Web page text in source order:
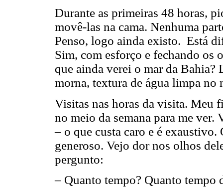
Durante as primeiras 48 horas,
movê-las na cama. Nenhuma
Penso, logo ainda existo. Está
Sim, com esforço e fechando os
que ainda verei o mar da Bahia?
morna, textura de água limpa no
Visitas nas horas da visita. Meu
no meio da semana para me
– o que custa caro e é
generoso. Vejo dor nos olhos
pergunto:
– Quanto tempo? Quanto tempo